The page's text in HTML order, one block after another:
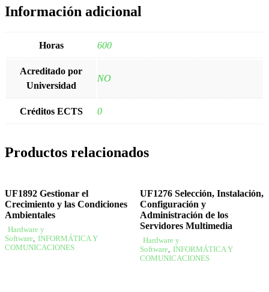
Información adicional
Horas 600
Acreditado por
Universidad
NO
Créditos ECTS 0
Productos relacionados
UF1892 Gestionar el
Crecimiento y las Condiciones
Ambientales
Hardware y
Software INFORMÁTICA Y
COMUNICACIONES
UF1276 Selección, Instalación,
Configuración y
Administración de los
Servidores Multimedia
Hardware y
Software, INFORMÁTICA Y
COMUNICACIONES